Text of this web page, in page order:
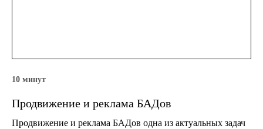
10 минут
Продвижение и реклама БАДов
Продвижение и реклама БАДов одна из актуальных задач